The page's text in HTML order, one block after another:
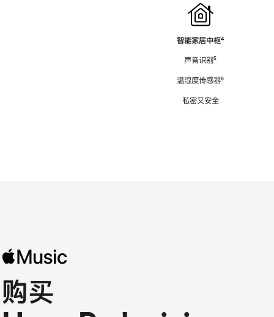
智能家居中枢脚
⁴
声音识别脚
⁵
温湿度传感器脚
⁶
私密又安全
购买